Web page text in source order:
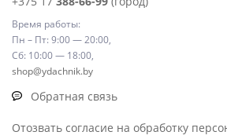
Время работы:
Пн – Пт: 9:00 — 20:00,
Сб: 10:00 — 18:00,
shop@ydachnik.by
Обратная связь
Отозвать согласие на обработку